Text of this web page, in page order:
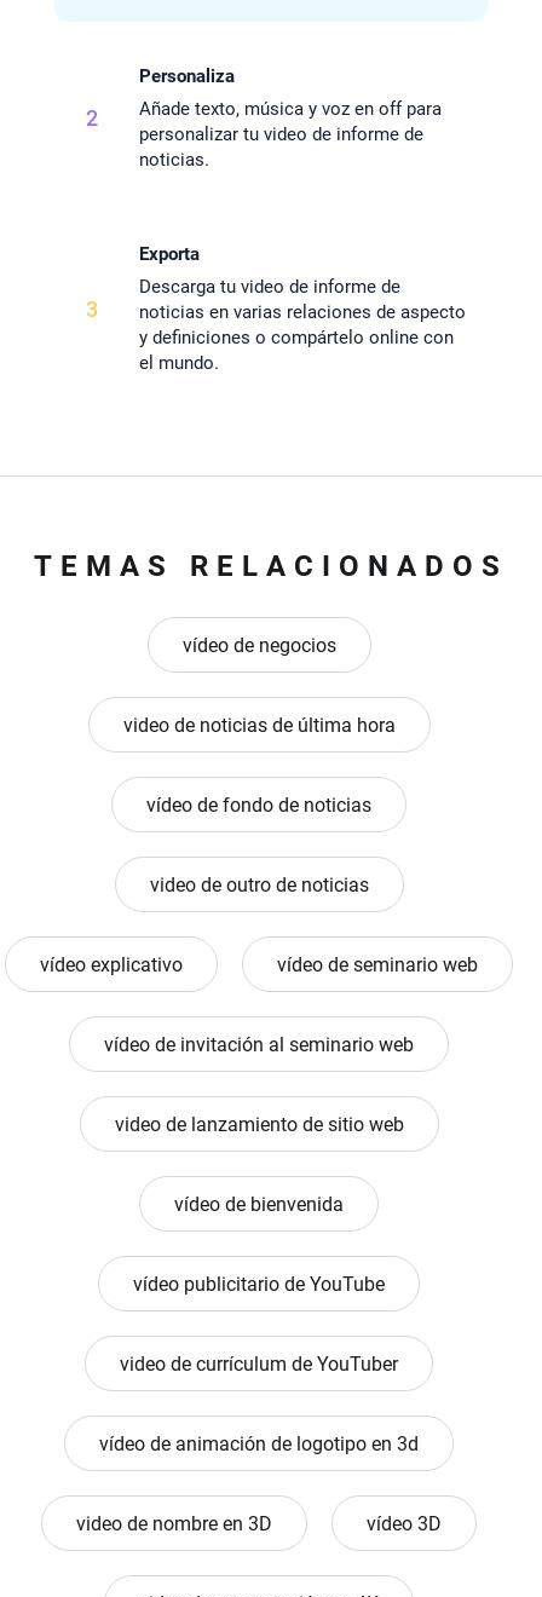
2
Personaliza
Añade texto, música y voz en off para
personalizar tu video de informe de
noticias.
3
Exporta
Descarga tu video de informe de
noticias en varias relaciones de aspecto
y definiciones o compártelo online con
el mundo.
TEMAS RELACIONADOS
vídeo de negocios
video de noticias de última hora
vídeo de fondo de noticias
video de outro de noticias
vídeo explicativo vídeo de seminario web
vídeo de invitación al seminario web
video de lanzamiento de sitio web
vídeo de bienvenida
vídeo publicitario de YouTube
video de currículum de YouTuber
vídeo de animación de logotipo en 3d
video de nombre en 3D vídeo 3D